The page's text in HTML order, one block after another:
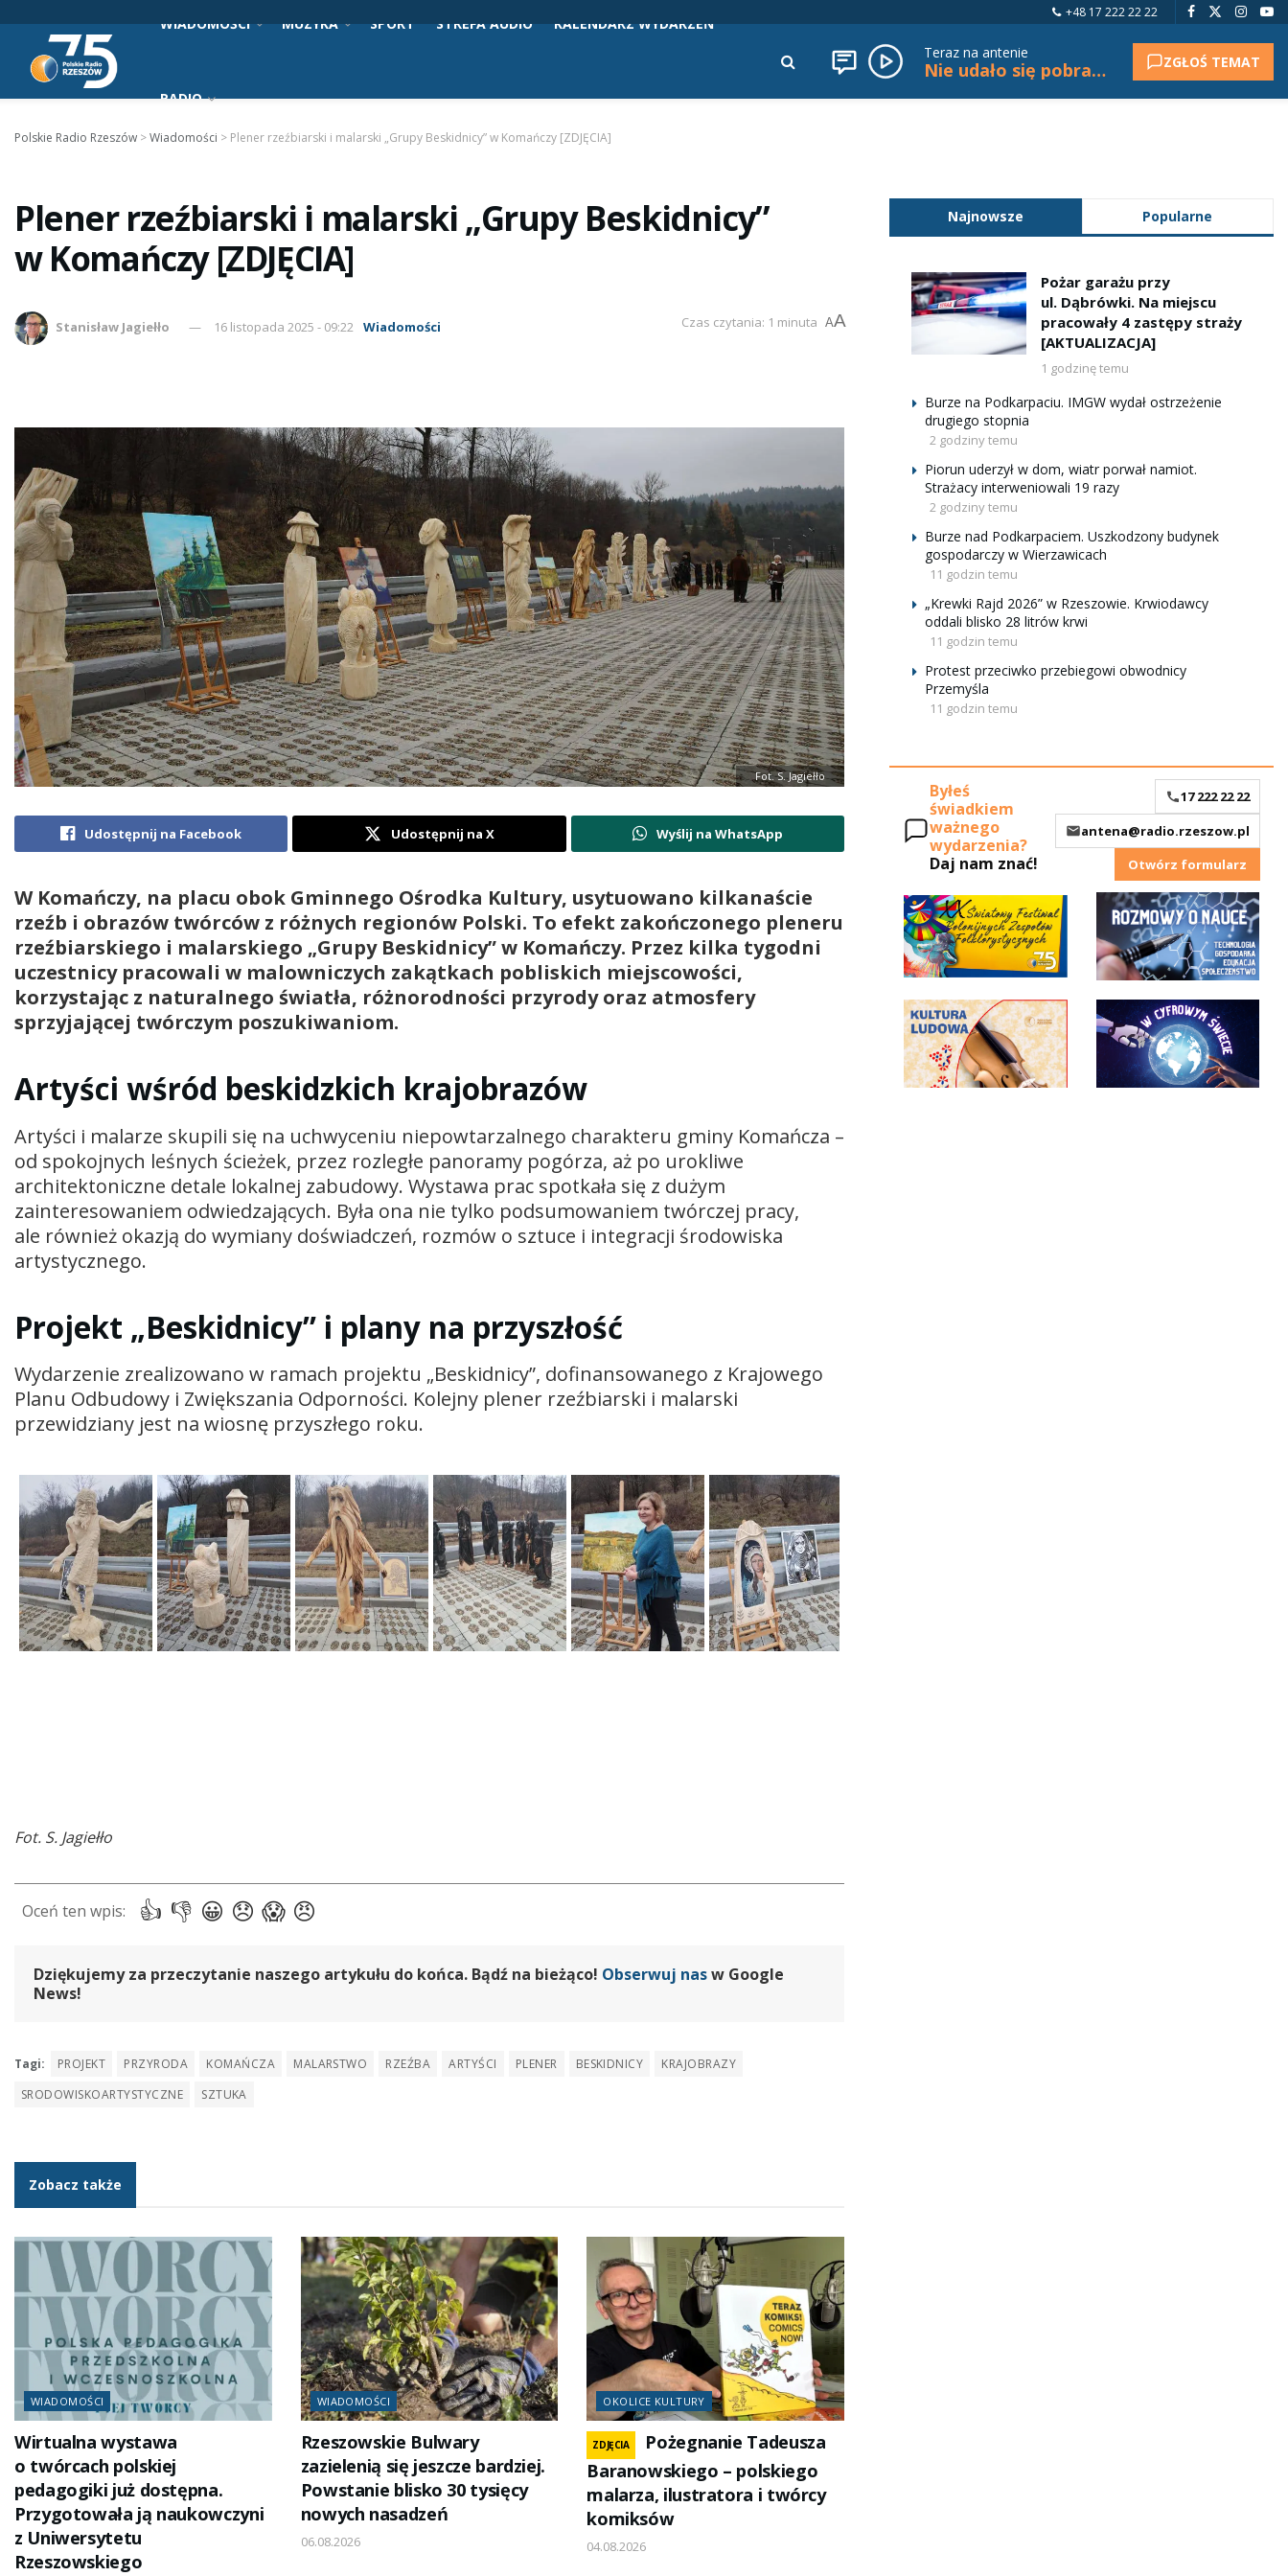
+48 17 222 22 22
WIADOMOŚCI MUZYKA SPORT STREFA AUDIO KALENDARZ WYDARZEŃ
RADIO
Teraz na antenie
Nie udało się pobrać tytułu. ZGŁOŚ TEMAT
Polskie Radio Rzeszów >Wiadomości > Plener rzeźbiarski i malarski „Grupy Beskidnicy” w Komańczy [ZDJĘCIA]
Plener rzeźbiarski i malarski „Grupy Beskidnicy”
w Komańczy [ZDJĘCIA]
Stanisław Jagiełło 16 listopada 2025 - 09:22 Wiadomości Czas czytania: 1 minuta AA
Fot. S. Jagiełło
Udostępnij na Facebook Udostępnij na X Wyślij na WhatsApp
W Komańczy, na placu obok Gminnego Ośrodka Kultury, usytuowano kilkanaście
rzeźb i obrazów twórców z różnych regionów Polski. To efekt zakończonego pleneru
rzeźbiarskiego i malarskiego „Grupy Beskidnicy” w Komańczy. Przez kilka tygodni
uczestnicy pracowali w malowniczych zakątkach pobliskich miejscowości,
korzystając z naturalnego światła, różnorodności przyrody oraz atmosfery
sprzyjającej twórczym poszukiwaniom.
Artyści wśród beskidzkich krajobrazów
Artyści i malarze skupili się na uchwyceniu niepowtarzalnego charakteru gminy Komańcza –
od spokojnych leśnych ścieżek, przez rozległe panoramy pogórza, aż po urokliwe
architektoniczne detale lokalnej zabudowy. Wystawa prac spotkała się z dużym
zainteresowaniem odwiedzających. Była ona nie tylko podsumowaniem twórczej pracy,
ale również okazją do wymiany doświadczeń, rozmów o sztuce i integracji środowiska
artystycznego.
Projekt „Beskidnicy” i plany na przyszłość
Wydarzenie zrealizowano w ramach projektu „Beskidnicy”, dofinansowanego z Krajowego
Planu Odbudowy i Zwiększania Odporności. Kolejny plener rzeźbiarski i malarski
przewidziany jest na wiosnę przyszłego roku.
Fot. S. Jagiełło
Dziękujemy za przeczytanie naszego artykułu do końca. Bądź na bieżąco! Obserwuj nasw Google
News!
Tagi: PROJEKT PRZYRODA KOMAŃCZA MALARSTWO RZEŹBA ARTYŚCI PLENER BESKIDNICY
KRAJOBRAZY
SRODOWISKOARTYSTYCZNE
SZTUKA
Zobacz także
WIADOMOŚCI
Wirtualna wystawa
o twórcach polskiej
pedagogiki już dostępna.
Przygotowała ją naukowczyni
z Uniwersytetu
Rzeszowskiego
WIADOMOŚCI
Rzeszowskie Bulwary
zazielenią się jeszcze bardziej.
Powstanie blisko 30 tysięcy
nowych nasadzeń
06.08.2026
OKOLICE KULTURY
ZDJĘCIA
Pożegnanie Tadeusza
Baranowskiego – polskiego
malarza, ilustratora i twórcy
komiksów
04.08.2026
Najnowsze Popularne
Pożar garażu przy
ul. Dąbrówki. Na miejscu
pracowały 4 zastępy straży
[AKTUALIZACJA]
1 godzinę temu
Burze na Podkarpaciu. IMGW wydał ostrzeżenie
drugiego stopnia
2 godziny temu
Piorun uderzył w dom, wiatr porwał namiot.
Strażacy interweniowali 19 razy
2 godziny temu
Burze nad Podkarpaciem. Uszkodzony budynek
gospodarczy w Wierzawicach
11 godzin temu
„Krewki Rajd 2026” w Rzeszowie. Krwiodawcy
oddali blisko 28 litrów krwi
11 godzin temu
Protest przeciwko przebiegowi obwodnicy
Przemyśla
11 godzin temu
Byłeś
świadkiem
ważnego
wydarzenia?
Daj nam znać!
17 222 22 22
antena@radio.rzeszow.pl
Otwórz formularz